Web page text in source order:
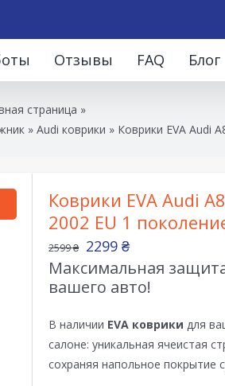
Отзывы FAQ Блог
страница »
» Audi коврики » Коврики EVA Audi
Коврики EVA Audi
2002 EU 1
2599₴ 2299 ₴
Максимальная
вашего авто!
В наличии EVA коврики для
салоне: уникальная ячеистая
сохраняя напольное покрытие